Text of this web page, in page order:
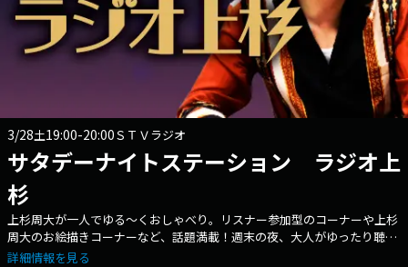
3/28土19:00-20:00ＳＴＶラジオ
サタデーナイトステーション ラジオ上
杉
上杉周大が一人でゆる～くおしゃべり。リスナー参加型のコーナーや上杉
周大のお絵描きコーナーなど、話題満載！週末の夜、大人がゆったり聴け
る番組です！メール：ru@stv.jp Xハッシュタグ：#ラジウエ #stvradio
詳細情報を見る